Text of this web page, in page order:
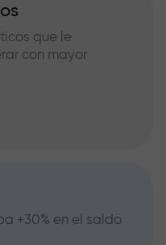
que le
con mayor
+30% en el saldo